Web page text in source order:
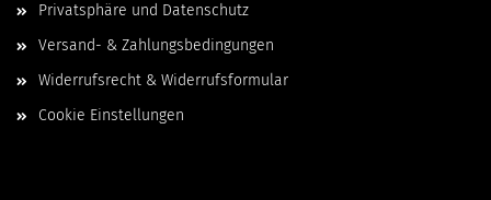
Privatsphäre und Datenschutz
Versand- & Zahlungsbedingungen
Widerrufsrecht & Widerrufsformular
Cookie Einstellungen